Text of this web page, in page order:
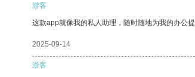
游客
这款app就像我的私人助理，随时随地为我的办公
2025-09-14
游客